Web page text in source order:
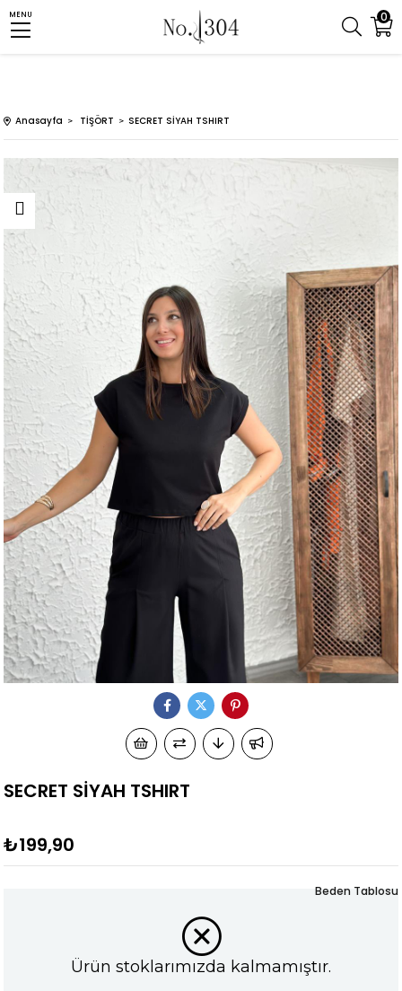
0
MENU
Anasayfa TİŞÖRT SECRET SİYAH TSHIRT
SECRET SİYAH TSHIRT
₺199,90
Ürün stoklarımızda kalmamıştır.
Beden Tablosu